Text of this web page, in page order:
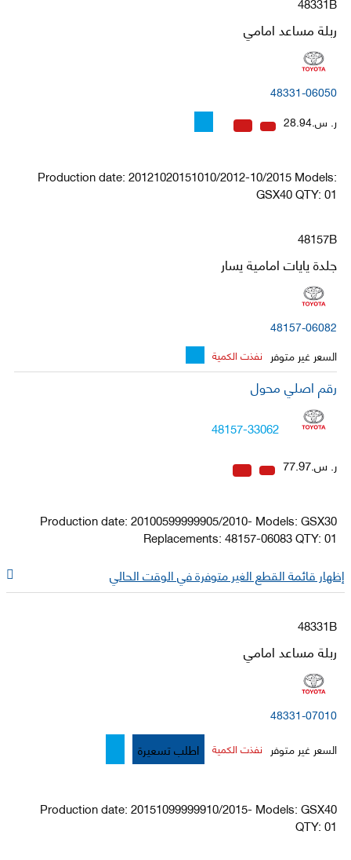
ربلة مساعد امامي
48331-06050
ر. س.28.94
Production date: 20121020151010/2012-10/2015 Models:
GSX40 QTY: 01
48157B
جلدة يايات امامية يسار
48157-06082
السعر غير متوفر نفذت الكمية
رقم اصلي محول
48157-33062
ر. س.77.97
Production date: 20100599999905/2010- Models: GSX30
Replacements: 48157-06083 QTY: 01
إظهار قائمة القطع الغير متوفرة في الوقت الحالي
48331B
ربلة مساعد امامي
48331-07010
السعر غير متوفر نفذت الكمية اطلب تسعيرة
Production date: 20151099999910/2015- Models: GSX40
QTY: 01